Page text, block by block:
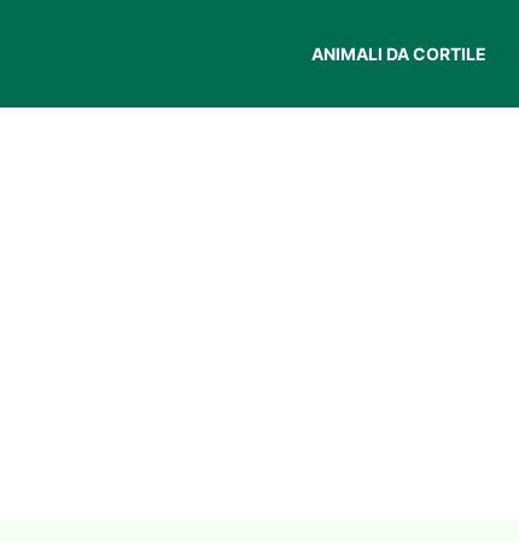
ANIMALI DA CORTILE